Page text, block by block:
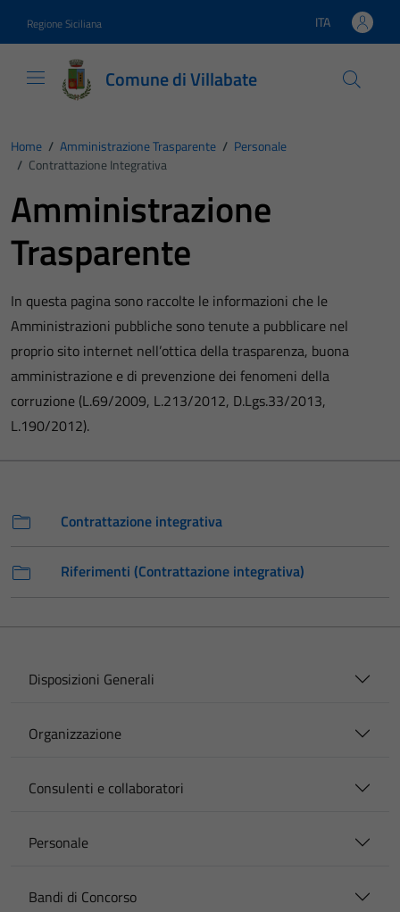
Regione Siciliana Lingua attiva:
ITA
Comune di Villabate
Home / Amministrazione Trasparente / Personale
/ Contrattazione Integrativa
Amministrazione
Trasparente
In questa pagina sono raccolte le informazioni che le
Amministrazioni pubbliche sono tenute a pubblicare nel
proprio sito internet nell’ottica della trasparenza, buona
amministrazione e di prevenzione dei fenomeni della
corruzione (L.69/2009, L.213/2012, D.Lgs.33/2013,
L.190/2012).
Contrattazione integrativa
Riferimenti (Contrattazione integrativa)
Disposizioni Generali
Organizzazione
Consulenti e collaboratori
Personale
Bandi di Concorso